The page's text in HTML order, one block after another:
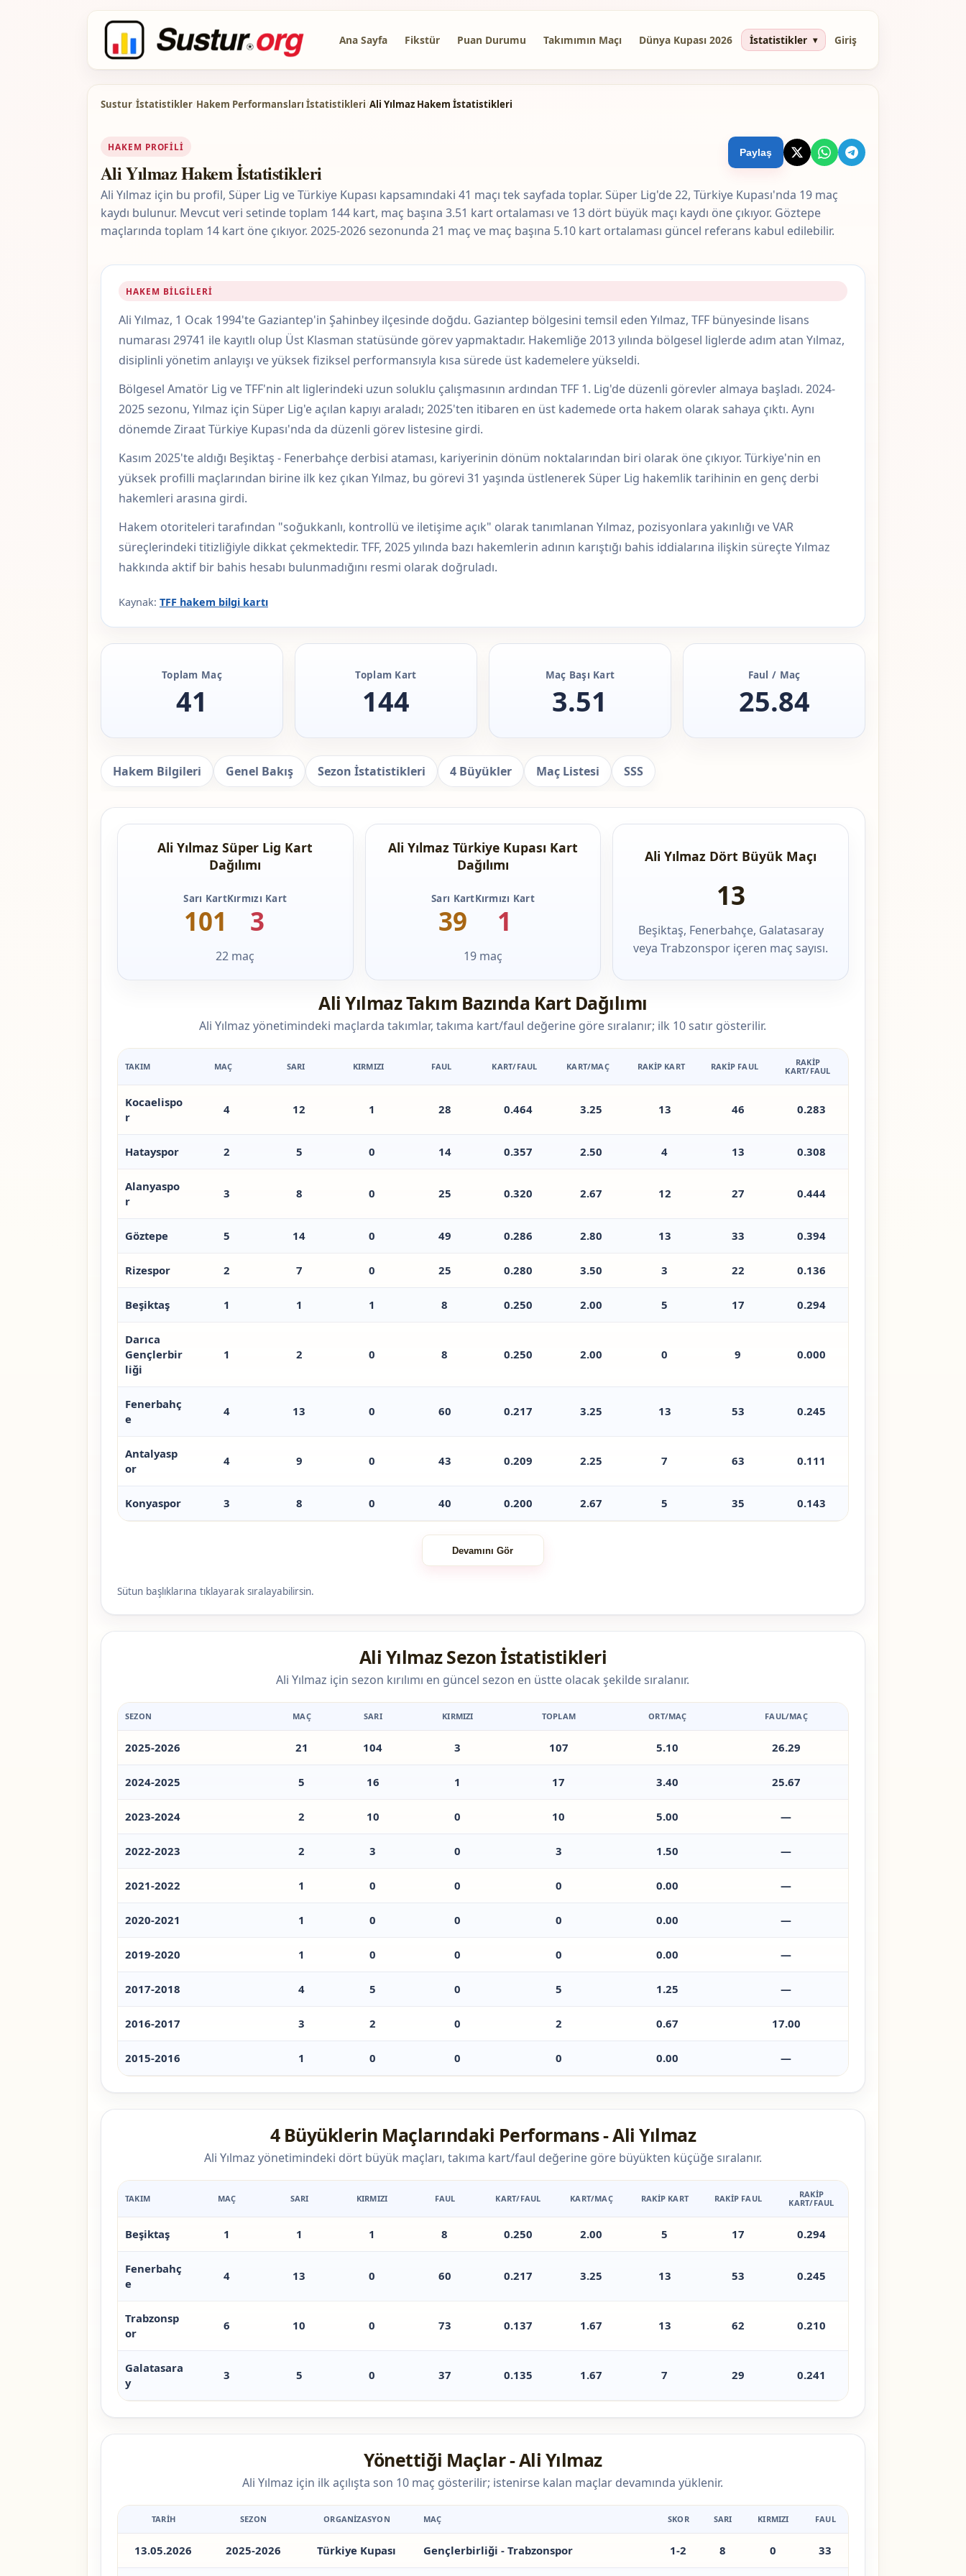
Ana Sayfa Fikstür Puan Durumu Takımımın Maçı Dünya Kupası 2026 İstatistikler Giriş
Sustur/İstatistikler/Hakem Performansları İstatistikleri/Ali Yılmaz Hakem İstatistikleri
HAKEM PROFILI
Ali Yılmaz Hakem İstatistikleri
Paylaş
Ali Yılmaz için bu profil, Süper Lig ve Türkiye Kupası kapsamındaki 41 maçı tek sayfada toplar. Süper Lig'de 22, Türkiye Kupası'nda 19 maç
kaydı bulunur. Mevcut veri setinde toplam 144 kart, maç başına 3.51 kart ortalaması ve 13 dört büyük maçı kaydı öne çıkıyor. Göztepe
maçlarında toplam 14 kart öne çıkıyor. 2025-2026 sezonunda 21 maç ve maç başına 5.10 kart ortalaması güncel referans kabul edilebilir.
HAKEM BILGILERI
Ali Yılmaz, 1 Ocak 1994'te Gaziantep'in Şahinbey ilçesinde doğdu. Gaziantep bölgesini temsil eden Yılmaz, TFF bünyesinde lisans
numarası 29741 ile kayıtlı olup Üst Klasman statüsünde görev yapmaktadır. Hakemliğe 2013 yılında bölgesel liglerde adım atan Yılmaz,
disiplinli yönetim anlayışı ve yüksek fiziksel performansıyla kısa sürede üst kademelere yükseldi.
Bölgesel Amatör Lig ve TFF'nin alt liglerindeki uzun soluklu çalışmasının ardından TFF 1. Lig'de düzenli görevler almaya başladı. 2024-
2025 sezonu, Yılmaz için Süper Lig'e açılan kapıyı araladı; 2025'ten itibaren en üst kademede orta hakem olarak sahaya çıktı. Aynı
dönemde Ziraat Türkiye Kupası'nda da düzenli görev listesine girdi.
Kasım 2025'te aldığı Beşiktaş - Fenerbahçe derbisi ataması, kariyerinin dönüm noktalarından biri olarak öne çıkıyor. Türkiye'nin en
yüksek profilli maçlarından birine ilk kez çıkan Yılmaz, bu görevi 31 yaşında üstlenerek Süper Lig hakemlik tarihinin en genç derbi
hakemleri arasına girdi.
Hakem otoriteleri tarafından "soğukkanlı, kontrollü ve iletişime açık" olarak tanımlanan Yılmaz, pozisyonlara yakınlığı ve VAR
süreçlerindeki titizliğiyle dikkat çekmektedir. TFF, 2025 yılında bazı hakemlerin adının karıştığı bahis iddialarına ilişkin süreçte Yılmaz
hakkında aktif bir bahis hesabı bulunmadığını resmi olarak doğruladı.
Kaynak: TFF hakem bilgi kartı
Toplam Maç
41
Toplam Kart
144
Maç Başı Kart
3.51
Faul / Maç
25.84
Hakem Bilgileri Genel Bakış Sezon İstatistikleri 4 Büyükler Maç Listesi SSS
Ali Yılmaz Süper Lig Kart
Dağılımı
Sarı Kart
101
Kırmızı Kart
3
22 maç
Ali Yılmaz Türkiye Kupası Kart
Dağılımı
Sarı Kart
39
Kırmızı Kart
1
19 maç
Ali Yılmaz Dört Büyük Maçı
13
Beşiktaş, Fenerbahçe, Galatasaray
veya Trabzonspor içeren maç sayısı.
Ali Yılmaz Takım Bazında Kart Dağılımı
Ali Yılmaz yönetimindeki maçlarda takımlar, takıma kart/faul değerine göre sıralanır; ilk 10 satır gösterilir.
TAKIM MAÇ SARI KIRMIZI FAUL KART/FAUL KART/MAÇ RAKIP KART RAKIP FAUL
RAKIP
KART/FAUL
Kocaelispo
r
4 12 1 28 0.464 3.25 13 46 0.283
Hatayspor 2 5 0 14 0.357 2.50 4 13 0.308
Alanyaspo
r
3 8 0 25 0.320 2.67 12 27 0.444
Göztepe 5 14 0 49 0.286 2.80 13 33 0.394
Rizespor 2 7 0 25 0.280 3.50 3 22 0.136
Beşiktaş 1 1 1 8 0.250 2.00 5 17 0.294
Darıca
Gençlerbir
liği
1 2 0 8 0.250 2.00 0 9 0.000
Fenerbahç
e
4 13 0 60 0.217 3.25 13 53 0.245
Antalyasp
or
4 9 0 43 0.209 2.25 7 63 0.111
Konyaspor 3 8 0 40 0.200 2.67 5 35 0.143
Devamını Gör
Sütun başlıklarına tıklayarak sıralayabilirsin.
Ali Yılmaz Sezon İstatistikleri
Ali Yılmaz için sezon kırılımı en güncel sezon en üstte olacak şekilde sıralanır.
SEZON MAÇ SARI KIRMIZI TOPLAM ORT/MAÇ FAUL/MAÇ
2025-2026 21 104 3 107 5.10 26.29
2024-2025 5 16 1 17 3.40 25.67
2023-2024 2 10 0 10 5.00 —
2022-2023 2 3 0 3 1.50 —
2021-2022 1 0 0 0 0.00 —
2020-2021 1 0 0 0 0.00 —
2019-2020 1 0 0 0 0.00 —
2017-2018 4 5 0 5 1.25 —
2016-2017 3 2 0 2 0.67 17.00
2015-2016 1 0 0 0 0.00 —
4 Büyüklerin Maçlarındaki Performans - Ali Yılmaz
Ali Yılmaz yönetimindeki dört büyük maçları, takıma kart/faul değerine göre büyükten küçüğe sıralanır.
TAKIM MAÇ SARI KIRMIZI FAUL KART/FAUL KART/MAÇ RAKIP KART RAKIP FAUL
RAKIP
KART/FAUL
Beşiktaş 1 1 1 8 0.250 2.00 5 17 0.294
Fenerbahç
e
4 13 0 60 0.217 3.25 13 53 0.245
Trabzonsp
or
6 10 0 73 0.137 1.67 13 62 0.210
Galatasara
y
3 5 0 37 0.135 1.67 7 29 0.241
Yönettiği Maçlar - Ali Yılmaz
Ali Yılmaz için ilk açılışta son 10 maç gösterilir; istenirse kalan maçlar devamında yüklenir.
TARIH SEZON ORGANIZASYON MAÇ SKOR SARI KIRMIZI FAUL
13.05.2026 2025-2026 Türkiye Kupası Gençlerbirliği - Trabzonspor 1-2 8 0 33